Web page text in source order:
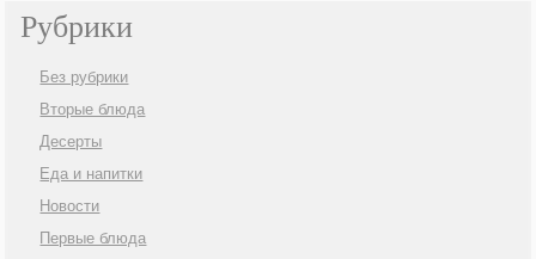
Рубрики
Без рубрики
Вторые блюда
Десерты
Еда и напитки
Новости
Первые блюда